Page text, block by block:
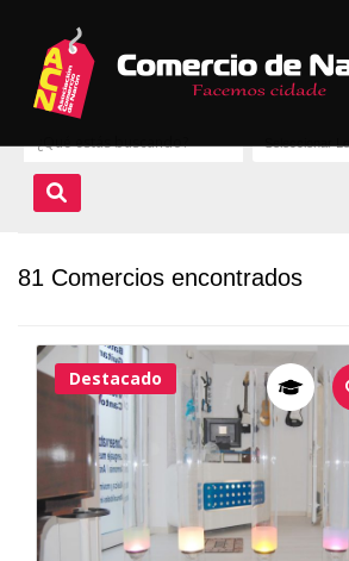
81 Comercios encontrados
Destacado